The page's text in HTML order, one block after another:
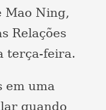
Mao Ning,
Relações
terça-feira.
em uma
quando